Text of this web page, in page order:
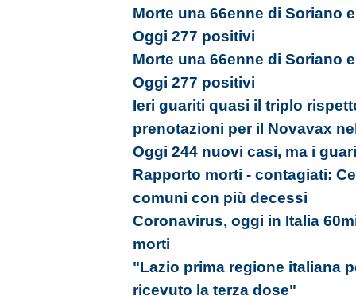
Morte una 66enne di Soriano
Oggi 277 positivi
Morte una 66enne di Soriano
Oggi 277 positivi
Ieri guariti quasi il triplo
prenotazioni per il Novavax
Oggi 244 nuovi casi, ma i
Rapporto morti - contagiati:
comuni con più decessi
Coronavirus, oggi in Italia
morti
"Lazio prima regione italiana
ricevuto la terza dose"